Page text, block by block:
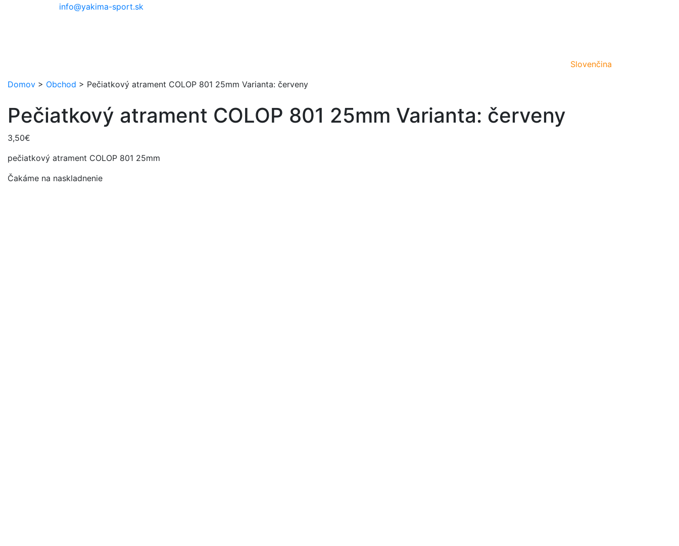
info@yakima-sport.sk
Slovenčina
Domov > Obchod > Pečiatkový atrament COLOP 801 25mm Varianta: červeny
Pečiatkový atrament COLOP 801 25mm Varianta: červeny
3,50€
pečiatkový atrament COLOP 801 25mm
Čakáme na naskladnenie